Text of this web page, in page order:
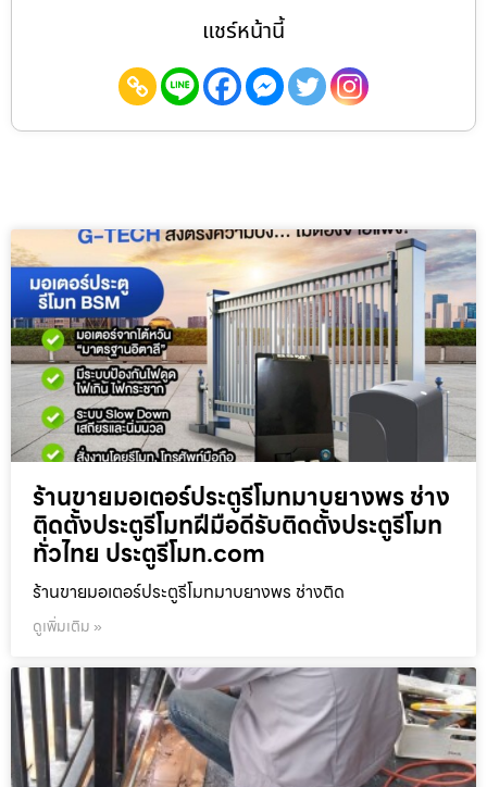
แชร์หน้านี้
ร้านขายมอเตอร์ประตูรีโมทมาบยางพร ช่าง
ติดตั้งประตูรีโมทฝีมือดีรับติดตั้งประตูรีโมท
ทั่วไทย ประตูรีโมท.com
ร้านขายมอเตอร์ประตูรีโมทมาบยางพร ช่างติด
ดูเพิ่มเติม »